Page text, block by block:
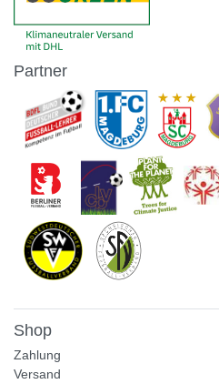
Partner
Shop
Zahlung
Versand